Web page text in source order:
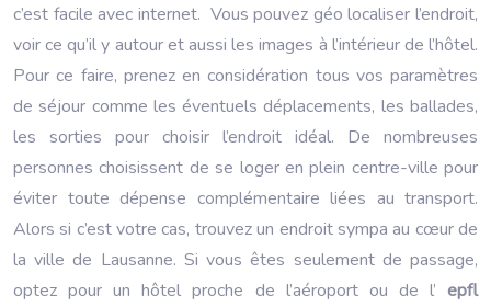
c’est facile avec internet. Vous pouvez géo localiser l’endroit,
voir ce qu’il y autour et aussi les images à l’intérieur de l’hôtel.
Pour ce faire, prenez en considération tous vos paramètres
de séjour comme les éventuels déplacements, les ballades,
les sorties pour choisir l’endroit idéal. De nombreuses
personnes choisissent de se loger en plein centre-ville pour
éviter toute dépense complémentaire liées au transport.
Alors si c’est votre cas, trouvez un endroit sympa au cœur de
la ville de Lausanne. Si vous êtes seulement de passage,
optez pour un hôtel proche de l’aéroport ou de l’ epfl